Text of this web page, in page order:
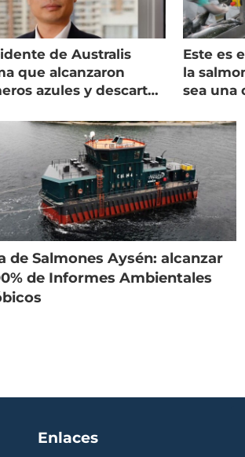
de Australis
que alcanzaron
azules y descarta
Este es
la
sea una
de Salmones Aysén: alcanzar
de Informes Ambientales
Enlaces